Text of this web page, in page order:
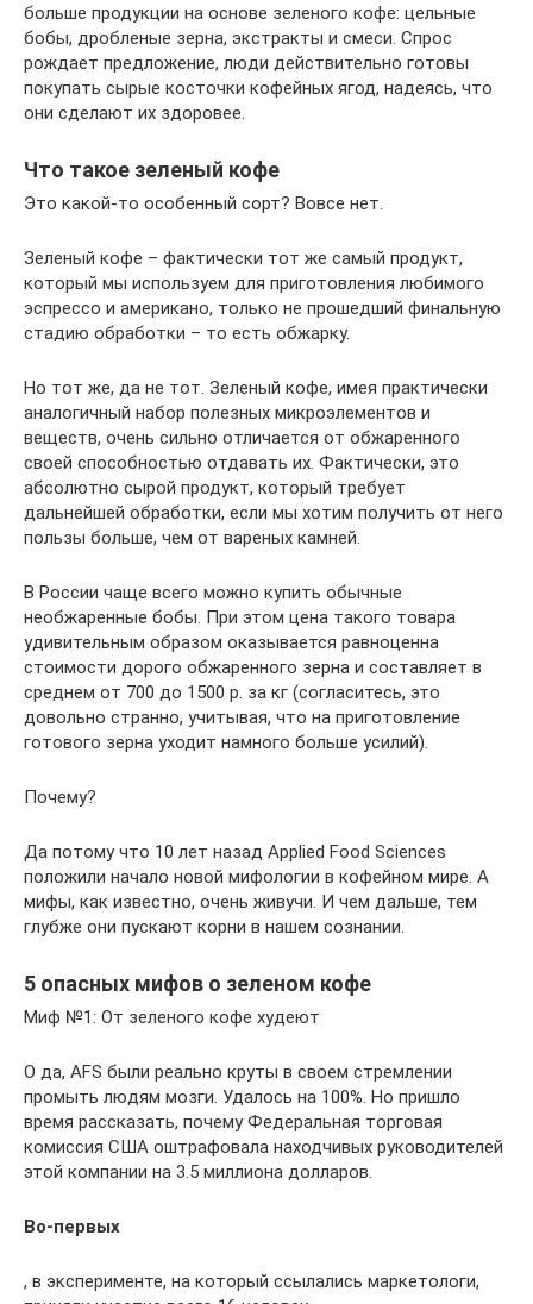
больше продукции на основе зеленого кофе: цельные
бобы, дробленые зерна, экстракты и смеси. Спрос
рождает предложение, люди действительно готовы
покупать сырые косточки кофейных ягод, надеясь, что
они сделают их здоровее.
Что такое зеленый кофе
Это какой-то особенный сорт? Вовсе нет.
Зеленый кофе – фактически тот же самый продукт,
который мы используем для приготовления любимого
эспрессо и американо, только не прошедший финальную
стадию обработки – то есть обжарку.
Но тот же, да не тот. Зеленый кофе, имея практически
аналогичный набор полезных микроэлементов и
веществ, очень сильно отличается от обжаренного
своей способностью отдавать их. Фактически, это
абсолютно сырой продукт, который требует
дальнейшей обработки, если мы хотим получить от него
пользы больше, чем от вареных камней.
В России чаще всего можно купить обычные
необжаренные бобы. При этом цена такого товара
удивительным образом оказывается равноценна
стоимости дорого обжаренного зерна и составляет в
среднем от 700 до 1500 р. за кг (согласитесь, это
довольно странно, учитывая, что на приготовление
готового зерна уходит намного больше усилий).
Почему?
Да потому что 10 лет назад Applied Food Sciences
положили начало новой мифологии в кофейном мире. А
мифы, как известно, очень живучи. И чем дальше, тем
глубже они пускают корни в нашем сознании.
5 опасных мифов о зеленом кофе
Миф №1: От зеленого кофе худеют
О да, AFS были реально круты в своем стремлении
промыть людям мозги. Удалось на 100%. Но пришло
время рассказать, почему Федеральная торговая
комиссия США оштрафовала находчивых руководителей
этой компании на 3.5 миллиона долларов.
Во-первых
, в эксперименте, на который ссылались маркетологи,